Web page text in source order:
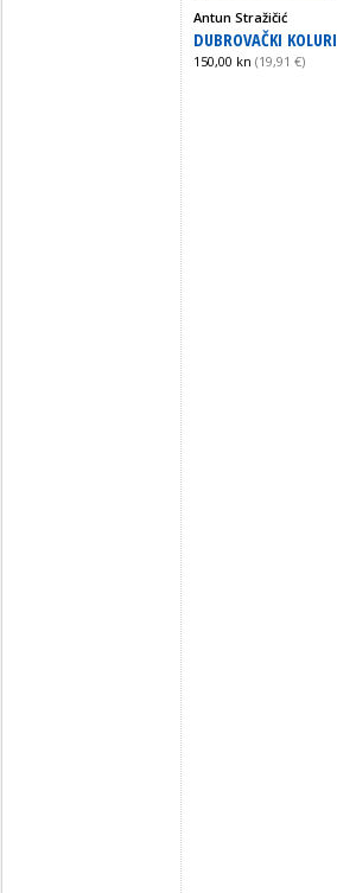
Antun Stražičić
DUBROVAČKI KOLURI
150,00 kn (19,91 €)